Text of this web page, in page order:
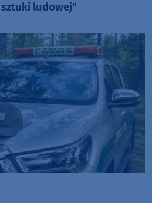
sztuki ludowej"